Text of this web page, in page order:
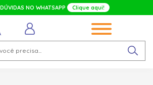
NO WHATSAPP Clique aqui!